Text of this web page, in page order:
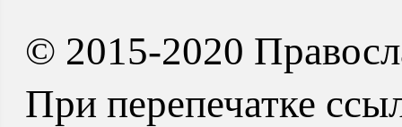
© 2015-2020
При перепечатке